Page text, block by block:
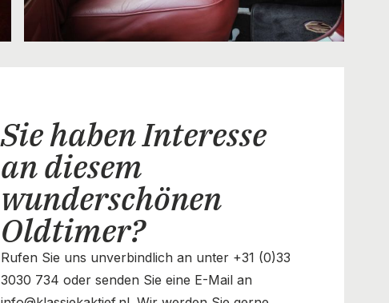
Sie haben Interesse
an diesem
wunderschönen
Oldtimer?
Rufen Sie uns unverbindlich an unter +31 (0)33
3030 734 oder senden Sie eine E-Mail an